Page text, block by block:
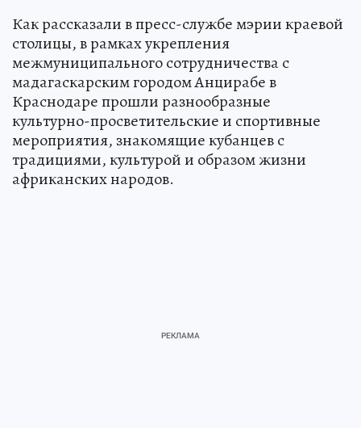
Как рассказали в пресс-службе мэрии краевой
столицы, в рамках укрепления
межмуниципального сотрудничества с
мадагаскарским городом Анцирабе в
Краснодаре прошли разнообразные
культурно-просветительские и спортивные
мероприятия, знакомящие кубанцев с
традициями, культурой и образом жизни
африканских народов.